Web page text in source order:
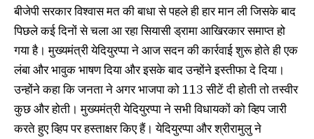
बीजेपी सरकार विश्वास मत की बाधा से पहले ही हार मान ली जिसके बाद
पिछले कई दिनों से चला आ रहा सियासी ड्रामा आखिरकार समाप्त हो
गया है। मुख्यमंत्री येदियुरप्पा ने आज सदन की कार्रवाई शुरू होते ही एक
लंबा और भावुक भाषण दिया और इसके बाद उन्होंने इस्तीफा दे दिया।
उन्होंने कहा कि जनता ने अगर भाजपा को 113 सीटें दी होती तो तस्वीर
कुछ और होती। मुख्यमंत्री येदियुरप्पा ने सभी विधायकों को व्हिप जारी
करते हुए व्हिप पर हस्ताक्षर किए हैं। येदियुरप्पा और श्रीरामुलु ने